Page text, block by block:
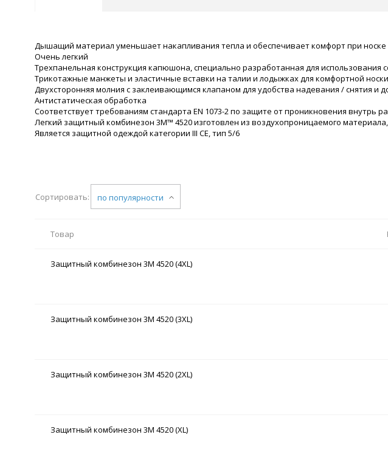
Дышащий материал уменьшает накапливания тепла и обеспечивает комфорт при носке
Очень легкий
Трехпанельная конструкция капюшона, специально разработанная для
Трикотажные манжеты и эластичные вставки на талии и лодыжках для комфортной
Двухсторонняя молния с заклеивающимся клапаном для удобства надевания / снятия и
Антистатическая обработка
Соответствует требованиям стандарта EN 1073-2 по защите от проникновения внутрь
Легкий защитный комбинезон 3M™ 4520 изготовлен из воздухопроницаемого
Является защитной одеждой категории III СЕ, тип 5/6
Сортировать: по популярности
Товар
Защитный комбинезон 3M 4520 (4XL)
Защитный комбинезон 3M 4520 (3XL)
Защитный комбинезон 3M 4520 (2XL)
Защитный комбинезон 3M 4520 (XL)